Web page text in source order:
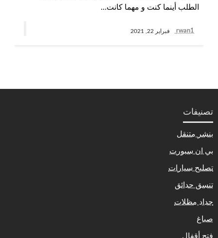
الطلب أينما كنت و مهما كانت…
rwan1 فبراير 22, 2021
تصنيفات
بنشر متنقل
بي ان سبورت
تصليح سيارات
تنسق حدائق
حداد مظلات
صباغ
فتح أقفال